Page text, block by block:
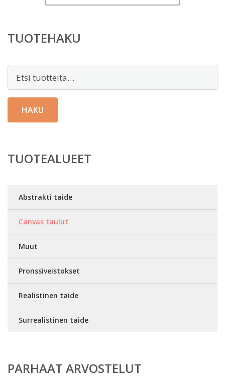
TUOTEHAKU
Etsi:
HAKU
TUOTEALUEET
Abstrakti taide
Canvas taulut
Muut
Pronssiveistokset
Realistinen taide
Surrealistinen taide
PARHAAT ARVOSTELUT